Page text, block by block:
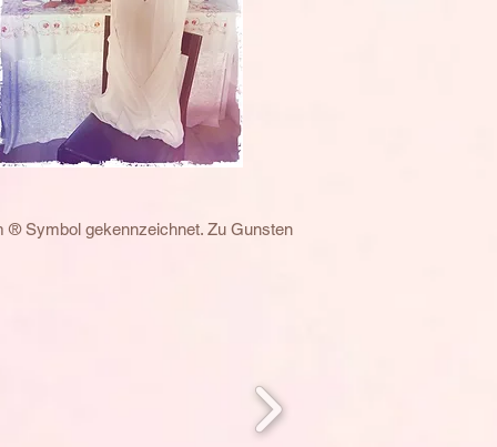
® Symbol gekennzeichnet. Zu Gunsten